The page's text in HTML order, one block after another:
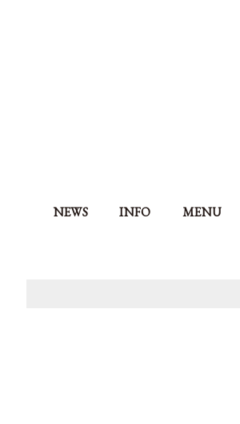
NEWS INFO MENU